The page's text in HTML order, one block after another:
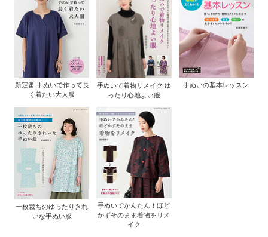
新定番 手ぬいで作って長
く着たい大人服
手ぬいで着物リメイク ゆ
ったり心地よい服
手ぬいの基本レッスン
一枚裁ちのゆったりきれ
いな手ぬい服
手ぬいでかんたん！ほど
かずそのまま着物をリメ
イク